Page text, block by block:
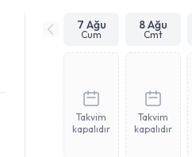
7 Ağu
Cum
8 Ağu
Cmt
Takvim
kapalıdır
Takvim
kapalıdır